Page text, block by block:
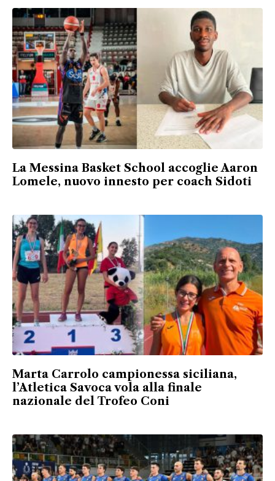
La Messina Basket School accoglie Aaron
Lomele, nuovo innesto per coach Sidoti
Marta Carrolo campionessa siciliana,
l’Atletica Savoca vola alla finale
nazionale del Trofeo Coni